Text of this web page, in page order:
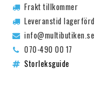
Frakt tillkommer
Leveranstid
info@multibutiken.se
070-490 00 17
Storleksguide